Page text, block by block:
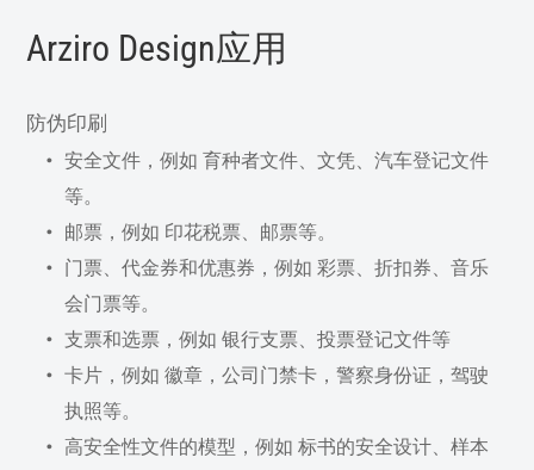
Arziro Design应用
防伪印刷
安全文件，例如 育种者文件、文凭、汽车登记文件
等。
邮票，例如 印花税票、邮票等。
门票、代金券和优惠券，例如 彩票、折扣券、音乐
会门票等。
支票和选票，例如 银行支票、投票登记文件等
卡片，例如 徽章，公司门禁卡，警察身份证，驾驶
执照等。
高安全性文件的模型，例如 标书的安全设计、样本